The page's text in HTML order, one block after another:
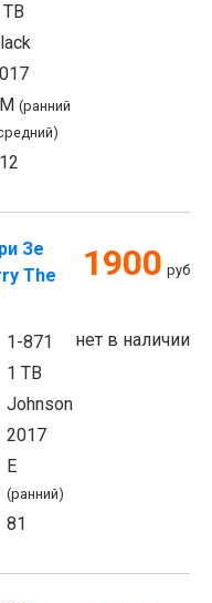
(ранний
Зе
The
1900 руб
нет в наличии
1-871
1 TB
Johnson
2017
E
(ранний)
81